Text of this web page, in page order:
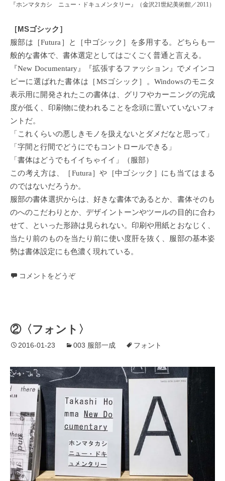
『ホンマタカシ ニュー・ドキュメンタリー』（金沢21世紀美術館／2011）
［MSゴシック］
服部は［Futura］と［中ゴシック］を多用する。どちらも一
般的な書体で、書体選定としてはごくごく普通と言える。
『New Documentary』『拡張するファッション』でメインコ
ピーに選ばれた書体は［MSゴシック］。Windowsのモニタ
表示用に開発されたこの書体は、グリフやカーニングの完成
度が低く、印刷物に使われることを念頭に置いていないフォ
ントだ。
「これくらいの悪しきモノを扱えないとダメだなと思って」
「字間と行間でどうにでもコントロールできる」
「書体はどうでもイイちゃイイ」（服部）
この考え方は、［Futura］や［中ゴシック］にも当てはまる
のではないだろうか。
服部の書体選択からは、好きな書体であるとか、書体そのも
のへのこだわりとか、デザイントーンやツールの目的に合わ
せて、といった形跡は見られない。印刷や用紙とおなじく、
当たり前のものを当たり前に使い度肝を抜く、服部の基本姿
勢は書体設定にも色濃く現れている。
コメントをどうぞ
②〈フォント〉
2016-01-23 003 服部一成 フォント